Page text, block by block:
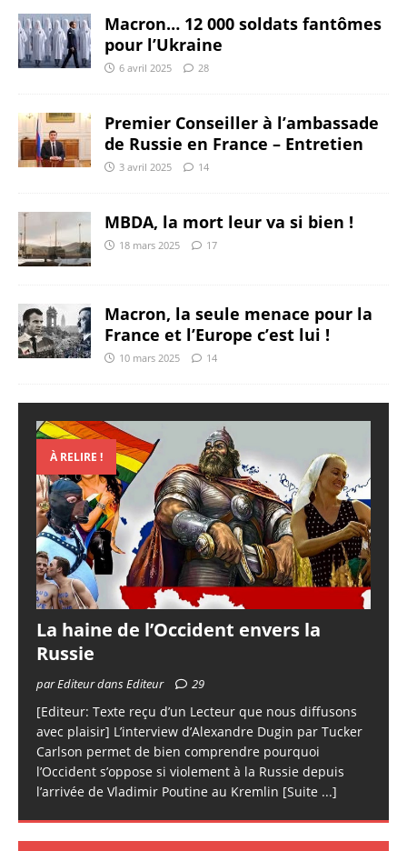
Macron… 12 000 soldats fantômes
pour l’Ukraine
6 avril 2025 28
Premier Conseiller à l’ambassade
de Russie en France – Entretien
3 avril 2025 14
MBDA, la mort leur va si bien !
18 mars 2025 17
Macron, la seule menace pour la
France et l’Europe c’est lui !
10 mars 2025 14
À RELIRE !
La haine de l’Occident envers la
Russie
par Editeur dans Editeur 29
[Editeur: Texte reçu d’un Lecteur que nous diffusons
avec plaisir] L’interview d’Alexandre Dugin par Tucker
Carlson permet de bien comprendre pourquoi
l’Occident s’oppose si violement à la Russie depuis
l’arrivée de Vladimir Poutine au Kremlin [Suite ...]